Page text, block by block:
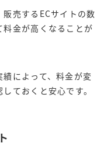
売するECサイトの数
金が高くなることが
によって、料金が変
ておくと安心です。